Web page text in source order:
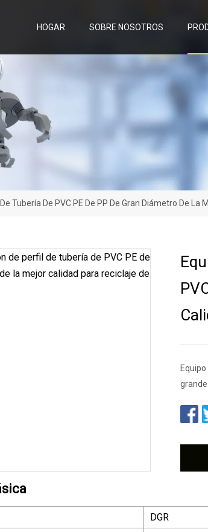
HOGAR SOBRE NOSOTROS
Tubería De PVC PE De PP De Gran Diámetro De La
DGR